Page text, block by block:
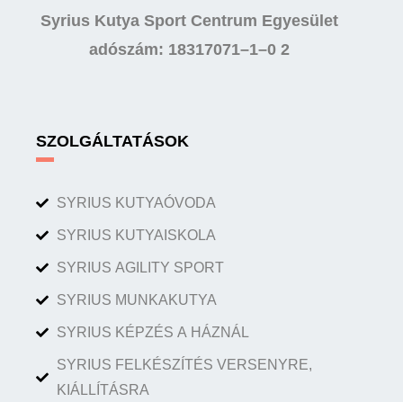
Syrius Kutya Sport Centrum Egyesület
adószám: 18317071–1–0 2
SZOLGÁLTATÁSOK
SYRIUS KUTYAÓVODA
SYRIUS KUTYAISKOLA
SYRIUS AGILITY SPORT
SYRIUS MUNKAKUTYA
SYRIUS KÉPZÉS A HÁZNÁL
SYRIUS FELKÉSZÍTÉS VERSENYRE,
KIÁLLÍTÁSRA